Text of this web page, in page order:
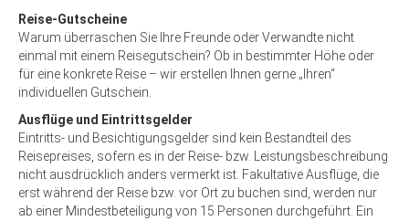
Reise-Gutscheine
Warum überraschen Sie Ihre Freunde oder Verwandte nicht
einmal mit einem Reisegutschein? Ob in bestimmter Höhe oder
für eine konkrete Reise – wir erstellen Ihnen gerne „Ihren“
individuellen Gutschein.
Ausflüge und Eintrittsgelder
Eintritts- und Besichtigungsgelder sind kein Bestandteil des
Reisepreises, sofern es in der Reise- bzw. Leistungsbeschreibung
nicht ausdrücklich anders vermerkt ist. Fakultative Ausflüge, die
erst während der Reise bzw. vor Ort zu buchen sind, werden nur
ab einer Mindestbeteiligung von 15 Personen durchgeführt. Ein